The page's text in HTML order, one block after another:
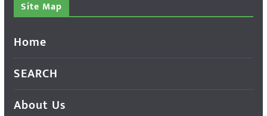
Site Map
Home
SEARCH
About Us